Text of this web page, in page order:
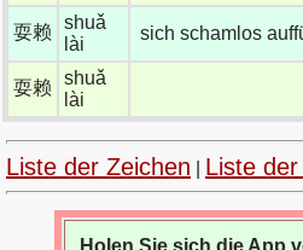
耍赖
shuǎ
lài
sich schamlos
耍赖
shuǎ
lài
Liste der Zeichen Liste
Holen Sie sich die App